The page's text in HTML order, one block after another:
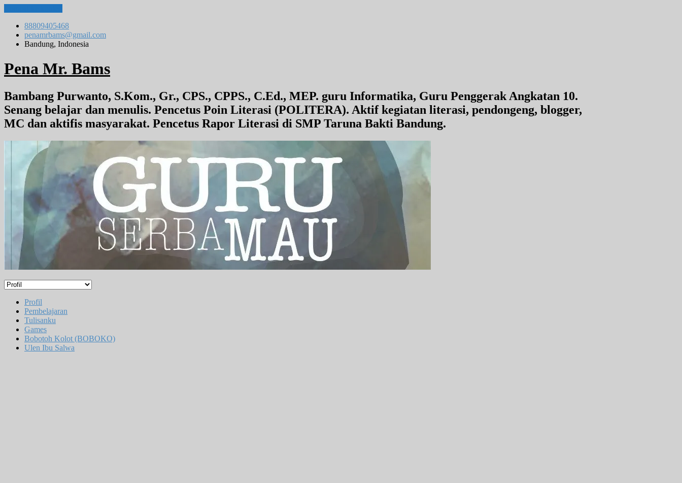
88809405468
penamrbams@gmail.com
Bandung, Indonesia
Pena Mr. Bams
Bambang Purwanto, S.Kom., Gr., CPS., CPPS., C.Ed., MEP. guru Informatika, Guru Penggerak Angkatan 10.
Senang belajar dan menulis. Pencetus Poin Literasi (POLITERA). Aktif kegiatan literasi, pendongeng, blogger,
MC dan aktifis masyarakat. Pencetus Rapor Literasi di SMP Taruna Bakti Bandung.
Profil
Pembelajaran
Tulisanku
Games
Bobotoh Kolot (BOBOKO)
Ulen Ibu Salwa